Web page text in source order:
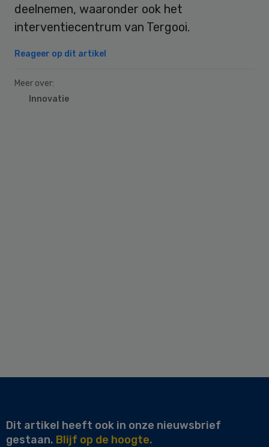
deelnemen, waaronder ook het
interventiecentrum van Tergooi.
Reageer op dit artikel
Meer over:
Innovatie
Dit artikel heeft ook in onze nieuwsbrief
gestaan. Blijf op de hoogte.